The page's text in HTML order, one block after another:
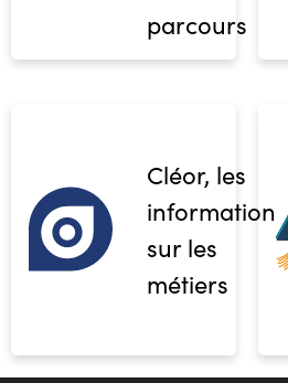
parcours
Cléor, les
informations
sur les
métiers